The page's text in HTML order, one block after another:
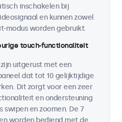
inschakelen bij
en kunnen zowel
modus worden gebruikt.
touch-functionaliteit
uitgerust met een
dat tot 10 gelijktijdige
Dit zorgt voor een zeer
en ondersteuning
en zoomen. De 7
worden bediend met de